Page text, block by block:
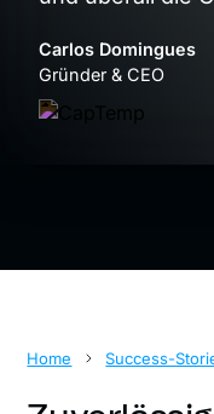
Carlos Domingues
Gründer & CEO
Home Success-